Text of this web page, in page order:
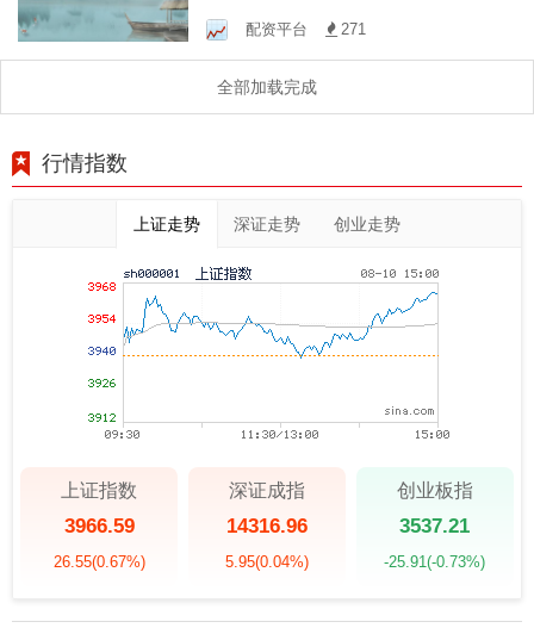
配资平台 271
全部加载完成
行情指数
上证走势 深证走势 创业走势
上证指数
3966.59
26.55(0.67%)
深证成指
14316.96
5.95(0.04%)
创业板指
3537.21
-25.91(-0.73%)